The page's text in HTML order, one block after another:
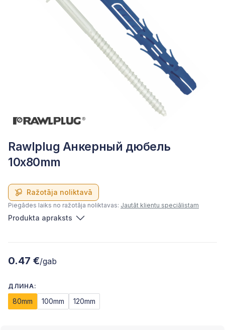
Rawlplug Анкерный дюбель
10x80mm
Ražotāja noliktavā
Piegādes laiks no ražotāja noliktavas: Jautāt klientu speciālistam
Produkta apraksts
0.47 €/gab
ДЛИНА:
80mm 100mm 120mm